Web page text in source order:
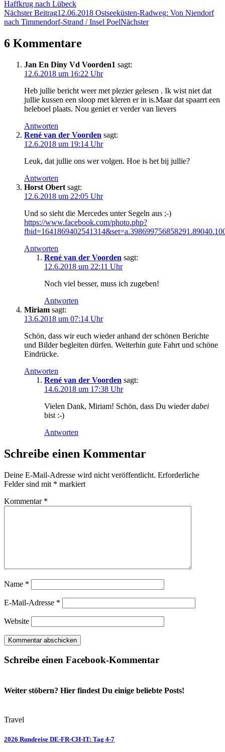
Haffkrug nach Lübeck
Nächster Beitrag12.06.2018 Ostseeküsten-Radweg: Von Niendorf
nach Timmendorf-Strand / Insel PoelNächster
6 Kommentare
Jan En Diny Vd Voorden1 sagt:
12.6.2018 um 16:22 Uhr
Heb jullie bericht weer met plezier gelesen . Ik wist niet dat
jullie kussen een sloop met kleren er in is.Maar dat spaarrt een
heleboel plaats. Nou geniet er verder van lievers
Antworten
René van der Voorden sagt:
12.6.2018 um 19:14 Uhr
Leuk, dat jullie ons wer volgen. Hoe is het bij jullie?
Antworten
Horst Obert sagt:
12.6.2018 um 22:05 Uhr
Und so sieht die Mercedes unter Segeln aus ;-)
https://www.facebook.com/photo.php?
Antworten
René van der Voorden sagt:
12.6.2018 um 22:11 Uhr
Noch viel besser, muss ich zugeben!
Antworten
Miriam sagt:
13.6.2018 um 07:14 Uhr
Schön, dass wir euch wieder anhand der schönen Berichte
und Bilder begleiten dürfen. Weiterhin gute Fahrt und schöne
Eindrücke.
Antworten
René van der Voorden sagt:
14.6.2018 um 17:38 Uhr
Vielen Dank, Miriam! Schön, dass Du wiederdabei
bist :-)
Antworten
Schreibe einen Kommentar
Deine E-Mail-Adresse wird nicht veröffentlicht. Erforderliche
Felder sind mit * markiert
Kommentar *
Name *
E-Mail-Adresse *
Website
Schreibe einen Facebook-Kommentar
Weiter stöbern? Hier findest Du einige beliebte Posts!
Travel
2026 Rundreise DE-FR-CH-IT: Tag 4-7